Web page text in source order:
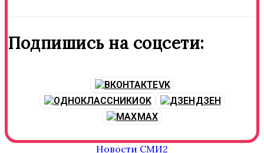
Подпишись на соцсети:
VK
OK
ДЗЕН
MAX
Новости СМИ2